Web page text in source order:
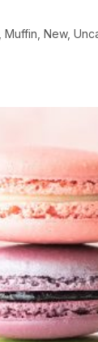
Muffin New